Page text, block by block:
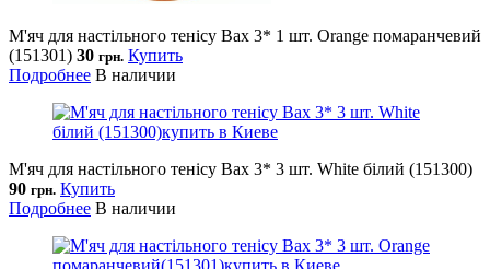
М'яч для настільного тенісу Bax 3* 1 шт. Orange помаранчевий
(151301) 30 грн. Купить
Подробнее В наличии
М'яч для настільного тенісу Bax 3* 3 шт. White білий (151300)
90 грн. Купить
Подробнее В наличии